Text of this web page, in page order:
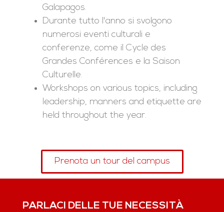
Galapagos.
Durante tutto l'anno si svolgono
numerosi eventi culturali e
conferenze, come il Cycle des
Grandes Conférences e la Saison
Culturelle.
Workshops on various topics, including
leadership, manners and etiquette are
held throughout the year.
Prenota un tour del campus
PARLACI DELLE TUE NECESSITÀ